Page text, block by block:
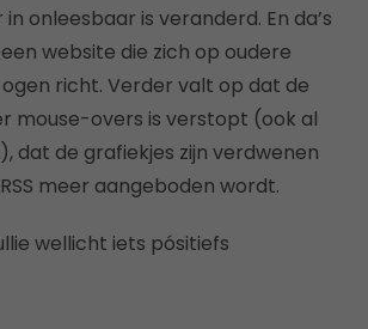
onleesbaar is veranderd. En da’s
website die zich op oudere
richt. Verder valt op dat de
mouse-overs is verstopt (ook al
dat de grafiekjes zijn verdwenen
meer aangeboden wordt.
wellicht iets pósitiefs